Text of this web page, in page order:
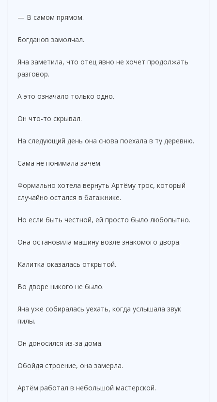
— В самом прямом.
Богданов замолчал.
Яна заметила, что отец явно не хочет продолжать
разговор.
А это означало только одно.
Он что-то скрывал.
На следующий день она снова поехала в ту деревню.
Сама не понимала зачем.
Формально хотела вернуть Артёму трос, который
случайно остался в багажнике.
Но если быть честной, ей просто было любопытно.
Она остановила машину возле знакомого двора.
Калитка оказалась открытой.
Во дворе никого не было.
Яна уже собиралась уехать, когда услышала звук
пилы.
Он доносился из-за дома.
Обойдя строение, она замерла.
Артём работал в небольшой мастерской.